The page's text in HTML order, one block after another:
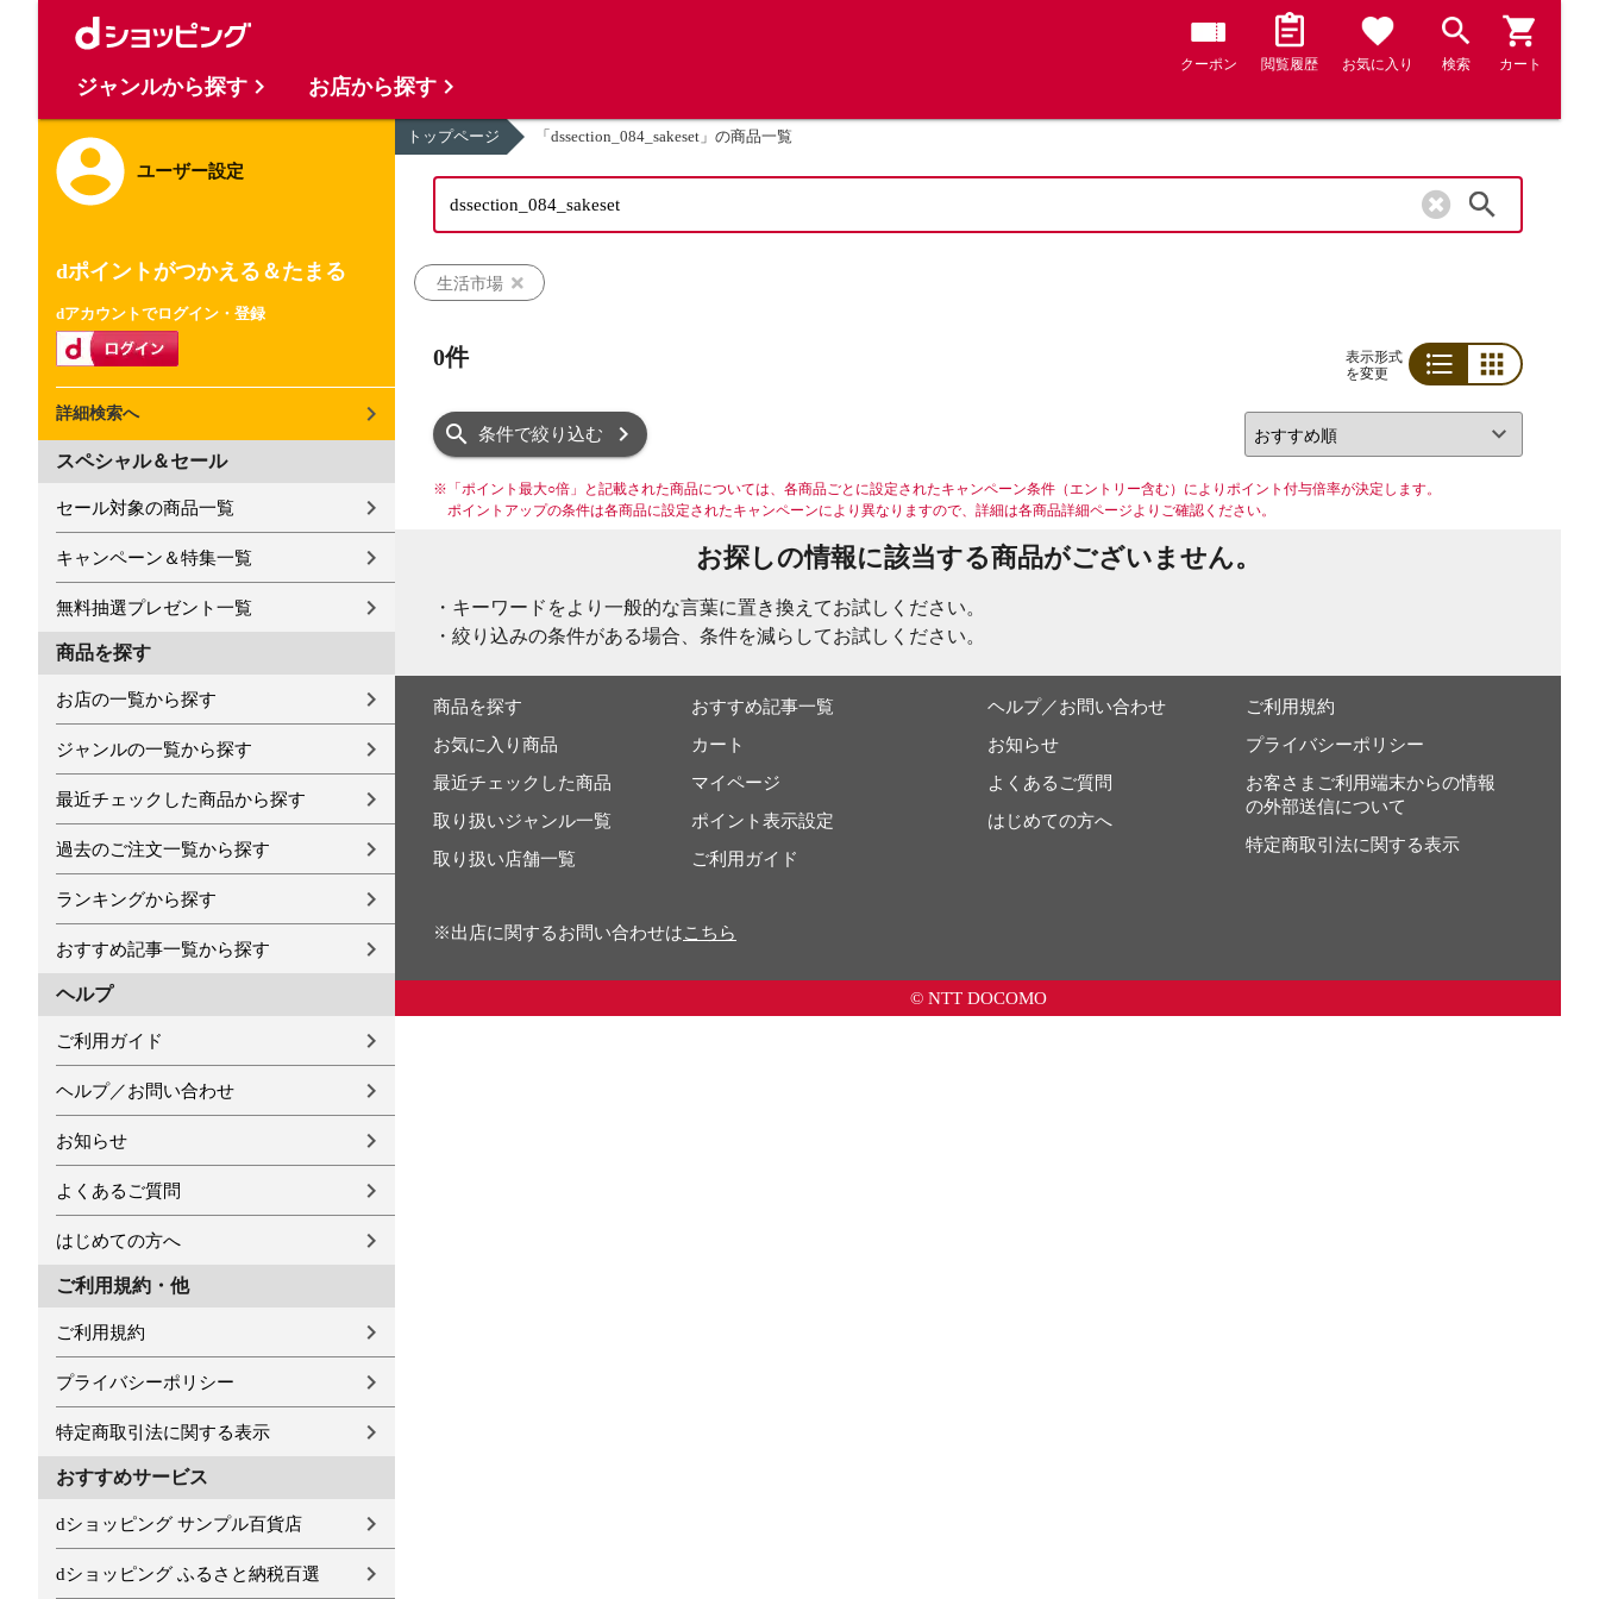
クーポン 閲覧履歴 お気に入り 検索 カート
ユーザー設定
dポイントがつかえる＆たまる
dアカウントでログイン・登録
詳細検索へ
スペシャル＆セール
セール対象の商品一覧
キャンペーン＆特集一覧
無料抽選プレゼント一覧
商品を探す
お店の一覧から探す
ジャンルの一覧から探す
最近チェックした商品から探す
過去のご注文一覧から探す
ランキングから探す
おすすめ記事一覧から探す
ヘルプ
ご利用ガイド
ヘルプ／お問い合わせ
お知らせ
よくあるご質問
はじめての方へ
ご利用規約・他
ご利用規約
プライバシーポリシー
特定商取引法に関する表示
おすすめサービス
dショッピング サンプル百貨店
dショッピング ふるさと納税百選
トップページ 「dssection_084_sakeset」の商品一覧
生活市場
0件
表示形式
を変更
条件で絞り込む
※ 「ポイント最大○倍」と記載された商品については、各商品ごとに設定されたキャンペーン条件（エントリー含む）によりポイント付与倍率が決定します。
ポイントアップの条件は各商品に設定されたキャンペーンにより異なりますので、詳細は各商品詳細ページよりご確認ください。
お探しの情報に該当する商品がございません。
・キーワードをより一般的な言葉に置き換えてお試しください。
・絞り込みの条件がある場合、条件を減らしてお試しください。
商品を探す
お気に入り商品
最近チェックした商品
取り扱いジャンル一覧
取り扱い店舗一覧
おすすめ記事一覧
カート
マイページ
ポイント表示設定
ご利用ガイド
ヘルプ／お問い合わせ
お知らせ
よくあるご質問
はじめての方へ
ご利用規約
プライバシーポリシー
お客さまご利用端末からの情報
の外部送信について
特定商取引法に関する表示
※出店に関するお問い合わせはこちら
© NTT DOCOMO
ジャンルから探す お店から探す